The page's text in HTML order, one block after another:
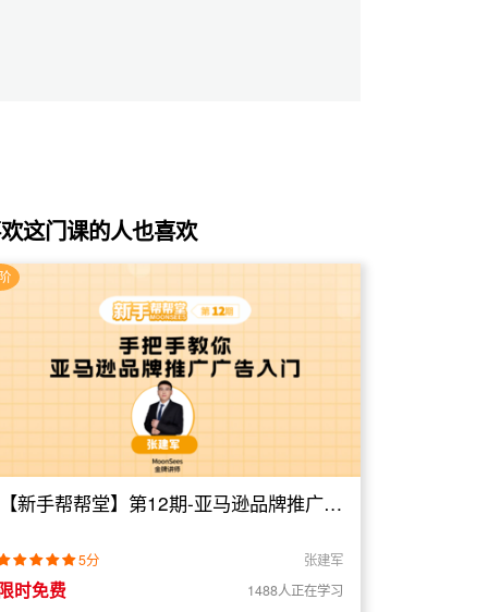
这门课的人也喜欢
新手帮帮堂】第12期-亚马逊品牌推广广
5分 张建军
时免费 1488人正在学习